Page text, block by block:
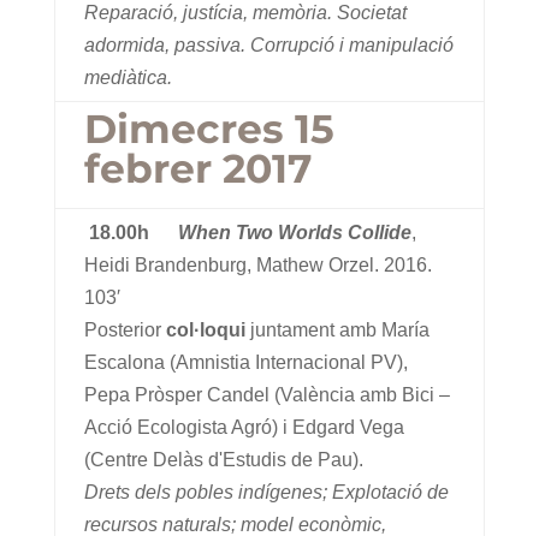
Reparació, justícia, memòria. Societat
adormida, passiva. Corrupció i manipulació
mediàtica.
Dimecres 15
febrer 2017
18.00h When Two Worlds Collide,
Heidi Brandenburg, Mathew Orzel. 2016.
103′
Posterior col·loquijuntament amb María
Escalona (Amnistia Internacional PV),
Pepa Pròsper Candel (València amb Bici –
Acció Ecologista Agró) i Edgard Vega
(Centre Delàs d'Estudis de Pau).
Drets dels pobles indígenes; Explotació de
recursos naturals; model econòmic,